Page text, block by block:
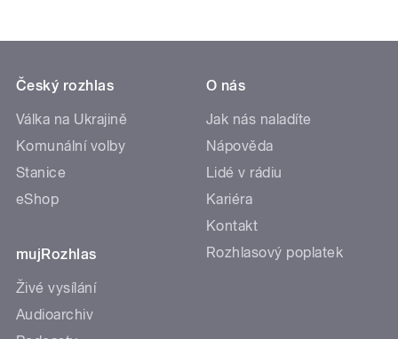
Český rozhlas
Válka na Ukrajině
Komunální volby
Stanice
eShop
mujRozhlas
Živé vysílání
Audioarchiv
O nás
Jak nás naladíte
Nápověda
Lidé v rádiu
Kariéra
Kontakt
Rozhlasový poplatek